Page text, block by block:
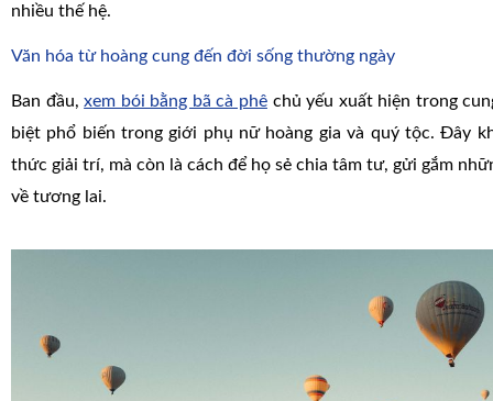
nhiều thế hệ.
Văn hóa từ hoàng cung đến đời sống thường ngày
Ban đầu,xem bói bằng bã cà phêchủ yếu xuất hiện trong
biệt phổ biến trong giới phụ nữ hoàng gia và quý tộc. Đây
thức giải trí, mà còn là cách để họ sẻ chia tâm tư, gửi gắm
về tương lai.